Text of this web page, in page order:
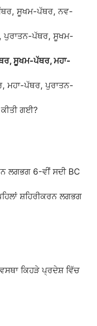
ਸੂਖਮ-ਪੱਥਰ, ਨਵ-
ਪੁਰਾਤਨ-ਪੱਥਰ, ਸੂਖਮ-
ਸੂਖਮ-ਪੱਥਰ, ਮਹਾ-
ਮਹਾ-ਪੱਥਰ, ਪੁਰਾਤਨ-
ਕੀਤੀ ਗਈ?
ਲਗਭਗ 6-ਵੀਂ ਸਦੀ BC
ਸ਼ਹਿਰੀਕਰਨ ਲਗਭਗ
ਕਿਹੜੇ ਪ੍ਰਦੇਸ਼ ਵਿੱਚ